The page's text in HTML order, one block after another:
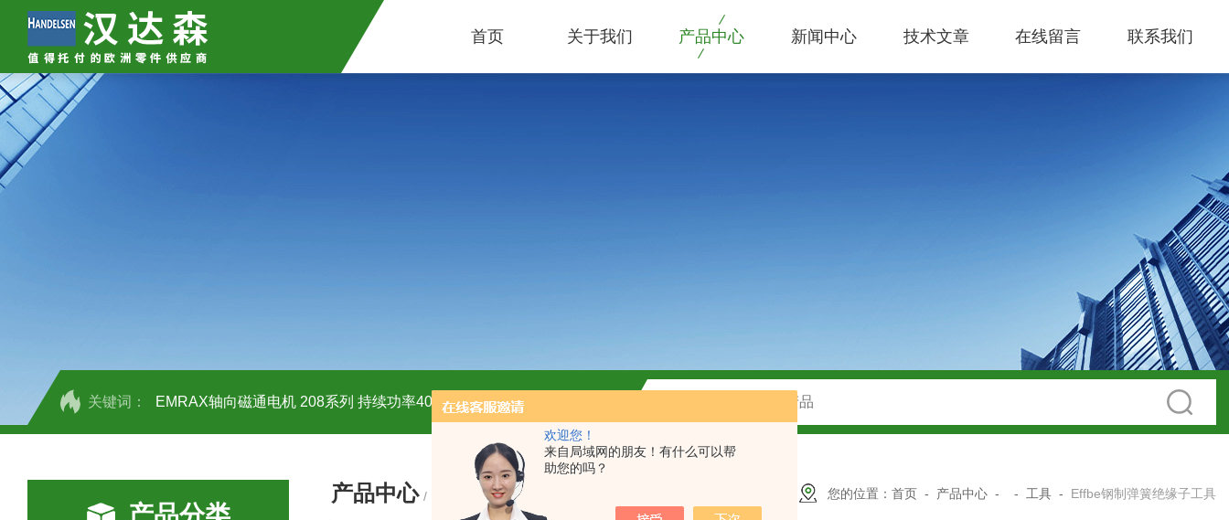
欢迎您！
来自局域网的朋友！有什么可以帮
助您的吗？
首页 关于我们 产品中心 新闻中心 技术文章 在线留言 联系我们
关键词： EMRAX轴向磁通电机 208系列 持续功率40kw
OEMER三相同步电机MTES 132SB/2参数及应用
产品中心 / PRODUCTS 您的位置： 首页 - 产品中心 - - 工具 - Effbe钢制弹簧绝缘子工具